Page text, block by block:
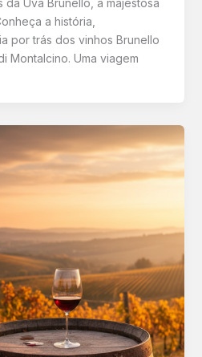
Uva Brunello, a majestosa
a história,
por trás dos vinhos Brunello
Montalcino. Uma viagem